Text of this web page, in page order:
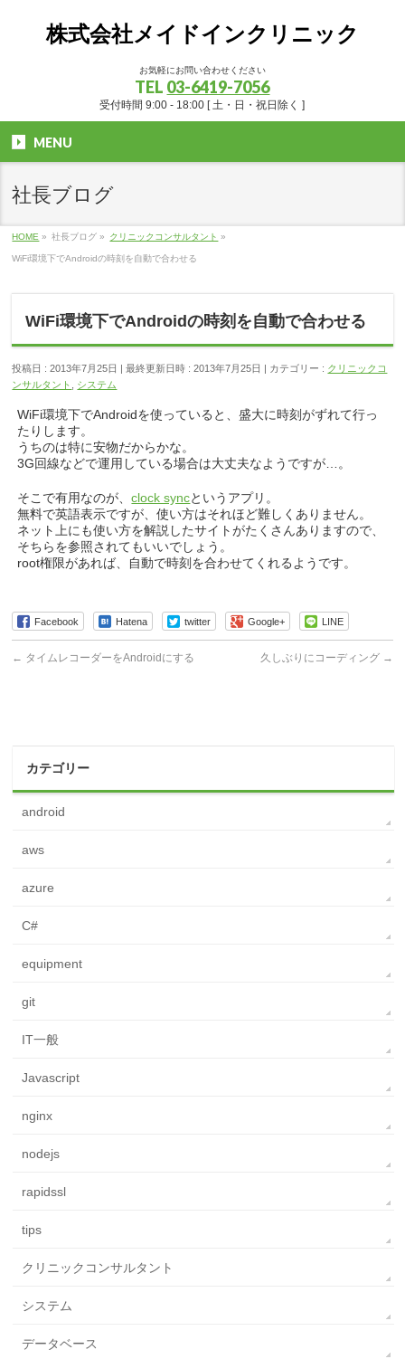
株式会社メイドインクリニック
お気軽にお問い合わせください
TEL 03-6419-7056
受付時間 9:00 - 18:00 [ 土・日・祝日除く ]
MENU
社長ブログ
HOME » 社長ブログ » クリニックコンサルタント »
WiFi環境下でAndroidの時刻を自動で合わせる
WiFi環境下でAndroidの時刻を自動で合わせる
投稿日 : 2013年7月25日 最終更新日時 : 2013年7月25日 カテゴリー : クリニックコ
ンサルタント
システム
WiFi環境下でAndroidを使っていると、盛大に時刻がずれて行っ
たりします。
うちのは特に安物だからかな。
3G回線などで運用している場合は大丈夫なようですが…。
そこで有用なのが、clock syncというアプリ。
無料で英語表示ですが、使い方はそれほど難しくありません。
ネット上にも使い方を解説したサイトがたくさんありますので、
そちらを参照されてもいいでしょう。
root権限があれば、自動で時刻を合わせてくれるようです。
Facebook Hatena twitter Google+ LINE
← タイムレコーダーをAndroidにする 久しぶりにコーディング →
カテゴリー
android
aws
azure
C#
equipment
git
IT一般
Javascript
nginx
nodejs
rapidssl
tips
クリニックコンサルタント
システム
データベース